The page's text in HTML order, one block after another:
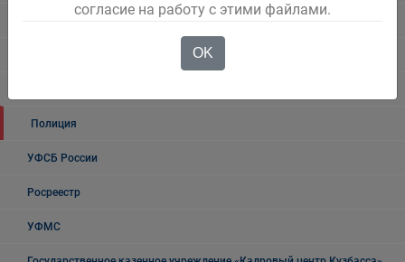
Налоговая инспекция информирует
Полиция
УФСБ России
Росреестр
УФМС
согласие на работу с этими файлами.
OK